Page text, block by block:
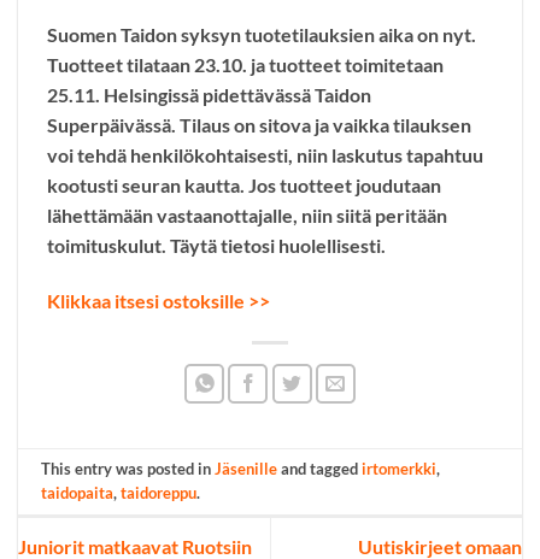
Suomen Taidon syksyn tuotetilauksien aika on nyt.
Tuotteet tilataan 23.10. ja tuotteet toimitetaan
25.11. Helsingissä pidettävässä Taidon
Superpäivässä. Tilaus on sitova ja vaikka tilauksen
voi tehdä henkilökohtaisesti, niin laskutus tapahtuu
kootusti seuran kautta. Jos tuotteet joudutaan
lähettämään vastaanottajalle, niin siitä peritään
toimituskulut. Täytä tietosi huolellisesti.
Klikkaa itsesi ostoksille >>
This entry was posted inJäsenilleand taggedirtomerkki,
taidopaita,taidoreppu.
Juniorit matkaavat Ruotsiin
Uutiskirjeet omaan